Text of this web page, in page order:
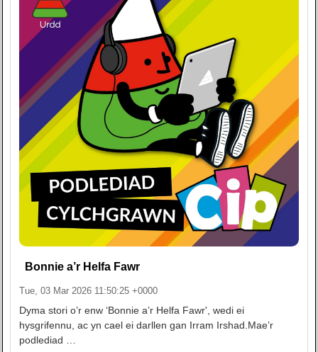
Bonnie a’r Helfa Fawr
Tue, 03 Mar 2026 11:50:25 +0000
Dyma stori o’r enw ‘Bonnie a’r Helfa Fawr', wedi ei
hysgrifennu, ac yn cael ei darllen gan Irram Irshad.Mae’r
podlediad …